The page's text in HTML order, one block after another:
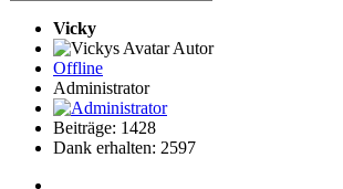
Vicky
Autor
Offline
Administrator
Beiträge: 1428
Dank erhalten: 2597